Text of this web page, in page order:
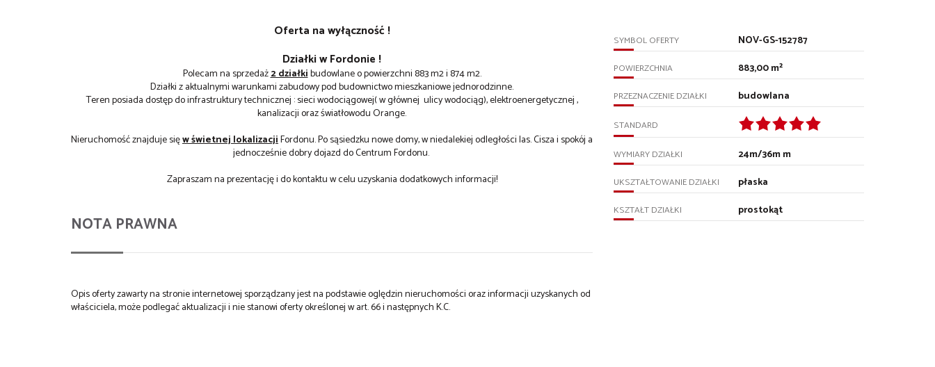
Oferta na wyłączność !
Działki w Fordonie !
Polecam na sprzedaż2 działkibudowlane o powierzchni 883 m2 i 874 m2.
Działki z aktualnymi warunkami zabudowy pod budownictwo mieszkaniowe jednorodzinne.
Teren posiada dostęp do infrastruktury technicznej : sieci wodociągowej( w głównej ulicy wodociąg), elektroenergetycznej ,
kanalizacji oraz światłowodu Orange.
Nieruchomość znajduje sięw świetnej lokalizacjiFordonu. Po sąsiedzku nowe domy, w niedalekiej odległości las. Cisza i spokój a
jednocześnie dobry dojazd do Centrum Fordonu.
Zapraszam na prezentację i do kontaktu w celu uzyskania dodatkowych informacji!
NOTA PRAWNA
Opis oferty zawarty na stronie internetowej sporządzany jest na podstawie oględzin nieruchomości oraz informacji uzyskanych od
właściciela, może podlegać aktualizacji i nie stanowi oferty określonej w art. 66 i następnych K.C.
SYMBOL OFERTY NOV-GS-152787
POWIERZCHNIA 883,00 m²
PRZEZNACZENIE DZIAŁKI budowlana
STANDARD
WYMIARY DZIAŁKI 24m/36m m
UKSZTAŁTOWANIE DZIAŁKI płaska
KSZTAŁT DZIAŁKI prostokąt